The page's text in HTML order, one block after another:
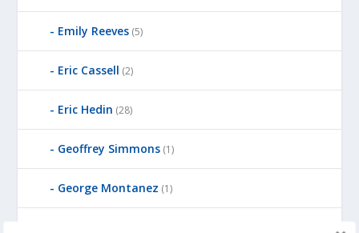
Emily Reeves (5)
Eric Cassell (2)
Eric Hedin (28)
Geoffrey Simmons (1)
George Montanez (1)